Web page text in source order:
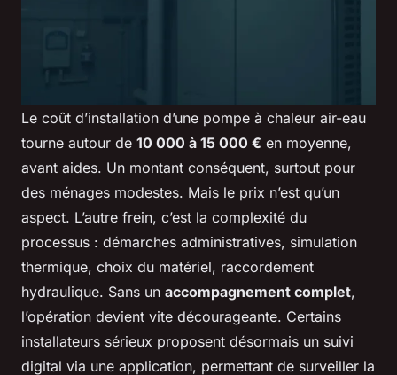
Le coût d’installation d’une pompe à chaleur air-eau
tourne autour de 10 000 à 15 000 € en moyenne,
avant aides. Un montant conséquent, surtout pour
des ménages modestes. Mais le prix n’est qu’un
aspect. L’autre frein, c’est la complexité du
processus : démarches administratives, simulation
thermique, choix du matériel, raccordement
hydraulique. Sans un accompagnement complet,
l’opération devient vite décourageante. Certains
installateurs sérieux proposent désormais un suivi
digital via une application, permettant de surveiller la